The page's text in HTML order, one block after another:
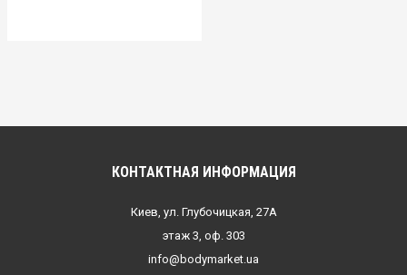
КОНТАКТНАЯ ИНФОРМАЦИЯ
Киев, ул. Глубочицкая, 27А
этаж 3, оф. 303
info@bodymarket.ua